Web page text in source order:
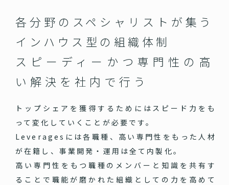
各分野のスペシャリストが集う
インハウス型の組織体制
スピーディーかつ専門性の高
い 解決を社内で行う
トップシェアを獲得するためにはスピード力をも
って変化していくことが必要です。
Leveragesには各職種、高い専門性をもった人材
が在籍し、事業開発・運用は全て内製化。
高い専門性をもつ職種のメンバーと知識を共有す
ることで職能が磨かれた組織としての力を高めて